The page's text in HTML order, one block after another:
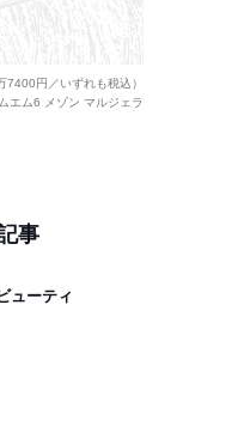
円／いずれも税込）
エム6 メゾン マルジェラ
事
ューティ